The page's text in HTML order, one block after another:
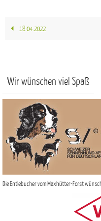
18.04.2022
Wir wünschen viel Spaß
Die Entlebucher vom Maxhütter-Forst